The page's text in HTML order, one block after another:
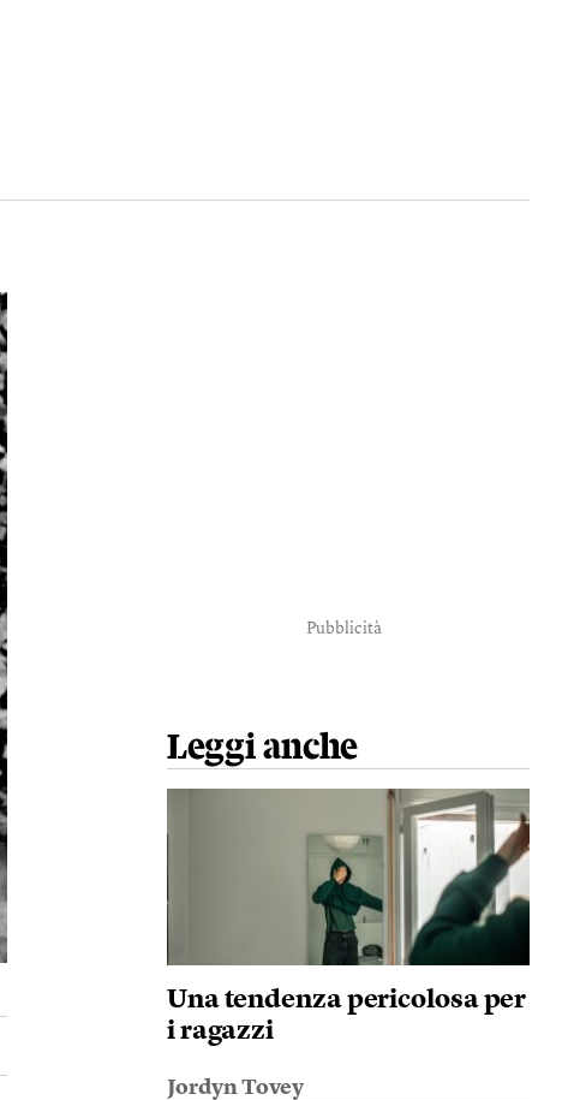
Pubblicità
Leggi anche
Una tendenza pericolosa per
i ragazzi
Jordyn Tovey